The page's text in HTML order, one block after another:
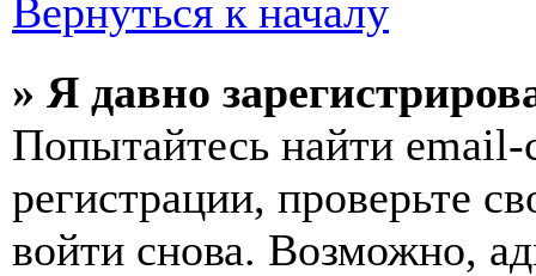
Вернуться к началу
» Я давно
Попытайтесь найти
регистрации, проверьте
войти снова. Возможно,